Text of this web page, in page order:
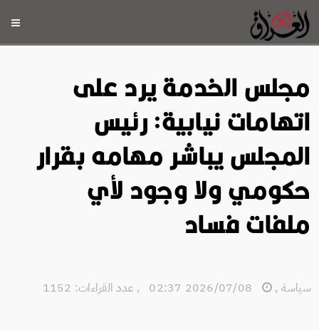
مجلس الخدمة يرد على
اتهامات نيابية: رئيس
المجلس يباشر مهامه بقرار
حكومي ولا وجود لأي
ملفات فساد
سياسة ,
, عدد القراءات: 1152